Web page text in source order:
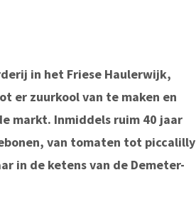
in het Friese Haulerwijk,
er zuurkool van te maken en
markt. Inmiddels ruim 40 jaar
van tomaten tot piccalilly
in de ketens van de Demeter-